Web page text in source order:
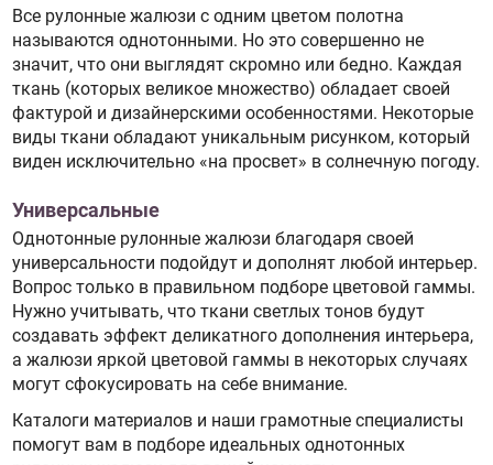
Все рулонные жалюзи с одним цветом полотна
называются однотонными. Но это совершенно не
значит, что они выглядят скромно или бедно. Каждая
ткань (которых великое множество) обладает своей
фактурой и дизайнерскими особенностями. Некоторые
виды ткани обладают уникальным рисунком, который
виден исключительно «на просвет» в солнечную погоду.
Универсальные
Однотонные рулонные жалюзи благодаря своей
универсальности подойдут и дополнят любой интерьер.
Вопрос только в правильном подборе цветовой гаммы.
Нужно учитывать, что ткани светлых тонов будут
создавать эффект деликатного дополнения интерьера,
а жалюзи яркой цветовой гаммы в некоторых случаях
могут сфокусировать на себе внимание.
Каталоги материалов и наши грамотные специалисты
помогут вам в подборе идеальных однотонных